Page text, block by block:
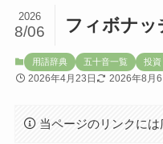
フィボナッ
2026
8/06
用語辞典 五十音一覧 投資
2026年4月23日 2026年8月6
当ページのリンクには